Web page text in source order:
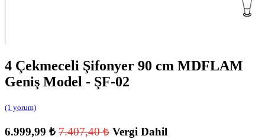
4 Çekmeceli Şifonyer 90 cm MDFLAM
Geniş Model - ŞF-02
(1 yorum)
6.999,99 ₺ 7.407,40₺ Vergi Dahil